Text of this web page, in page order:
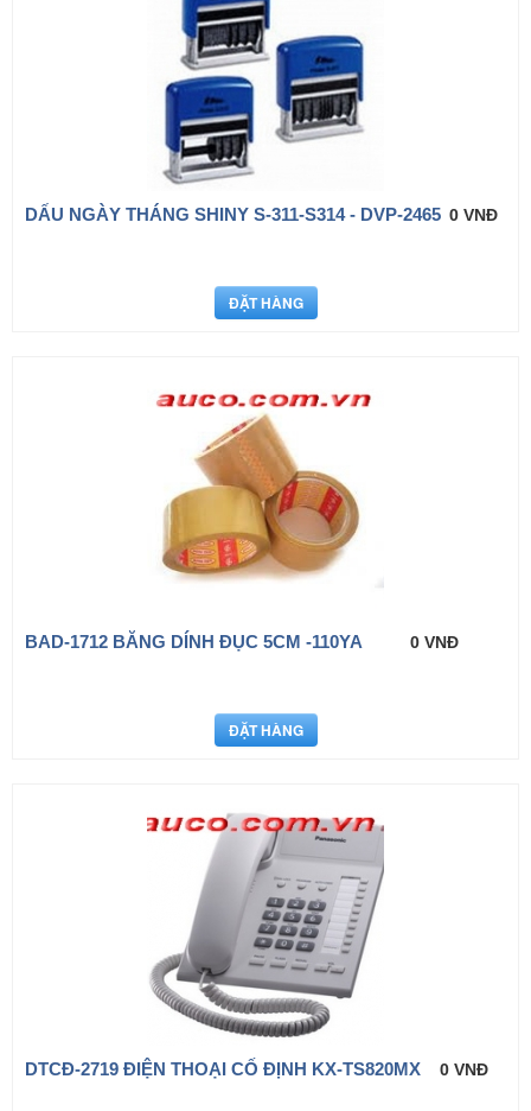
DẤU NGÀY THÁNG SHINY S-311-S314 - DVP-2465 0 VNĐ
BAD-1712 BĂNG DÍNH ĐỤC 5CM -110YA 0 VNĐ
DTCÐ-2719 ĐIỆN THOẠI CỐ ĐỊNH KX-TS820MX 0 VNĐ